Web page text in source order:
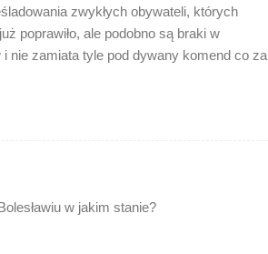
zwykłych obywateli, których
poprawiło, ale podobno są braki w
nie zamiata tyle pod dywany komend co za
w jakim stanie?